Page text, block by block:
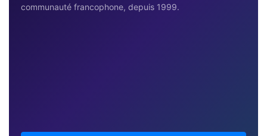
communauté francophone, depuis 1999.